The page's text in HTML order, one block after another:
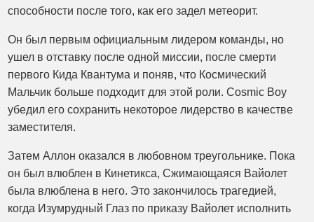
способности после того, как его задел метеорит.
Он был первым официальным лидером команды, но
ушел в отставку после одной миссии, после смерти
первого Кида Квантума и поняв, что Космический
Мальчик больше подходит для этой роли. Cosmic Boy
убедил его сохранить некоторое лидерство в качестве
заместителя.
Затем Аллон оказался в любовном треугольнике. Пока
он был влюблен в Кинетикса, Сжимающаяся Вайолет
была влюблена в него. Это закончилось трагедией,
когда Изумрудный Глаз по приказу Вайолет исполнить